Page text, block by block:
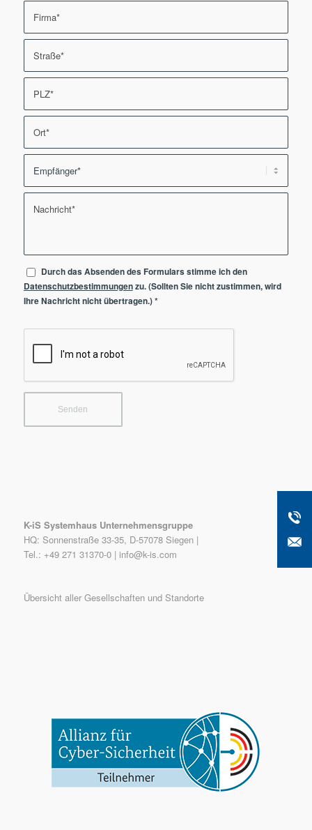
Durch das Absenden des Formulars stimme ich den
Datenschutzbestimmungenzu. (Sollten Sie nicht zustimmen, wird
Ihre Nachricht nicht übertragen.)*
K-iS Systemhaus Unternehmensgruppe
HQ: Sonnenstraße 33-35, D-57078 Siegen |
Tel.: +49 271 31370-0 | info@k-is.com
Übersicht aller Gesellschaften und Standorte